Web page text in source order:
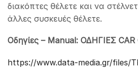
διακόπτες θέλετε και να
άλλες συσκευές θέλετε.
Οδηγίες – Manual: ΟΔΗΓΙΕΣ CAR
https://www.data-media.gr/files/